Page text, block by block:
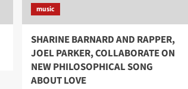
music
SHARINE BARNARD AND RAPPER,
JOEL PARKER, COLLABORATE ON
NEW PHILOSOPHICAL SONG
ABOUT LOVE